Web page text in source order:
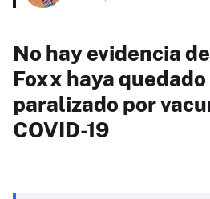
No hay evidencia
Foxx haya
paralizado por
COVID-19